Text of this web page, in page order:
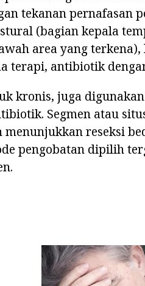
tekanan pernafasan
(bagian kepala
area yang
terapi, antibiotik
kronis, juga
Segmen atau
menunjukkan reseksi
pengobatan dipilih